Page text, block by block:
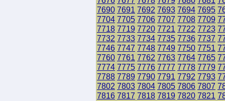
7690 7691 7692 7693 7694 7695
7704 7705 7706 7707 7708 7709
7718 7719 7720 7721 7722 7723
7732 7733 7734 7735 7736 7737
7746 7747 7748 7749 7750 7751
7760 7761 7762 7763 7764 7765
7774 7775 7776 7777 7778 7779
7788 7789 7790 7791 7792 7793
7802 7803 7804 7805 7806 7807
7816 7817 7818 7819 7820 7821